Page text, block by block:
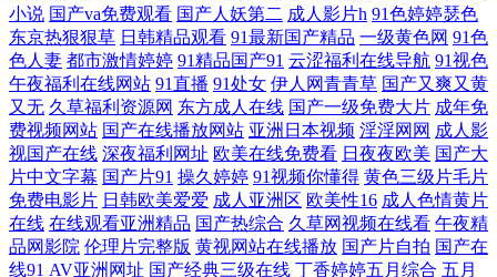
网站在线电影 日韩中文视频 成年人视频免费在线 日本一区二区三区在线
网 AV狼友 传谋二区 日本一本久 91亚洲精华 蜜桃臀在线 在线观看91黄 黄
色ws视频 先锋成人免费电影 国产jk 色图综合网 的干性视频 嫖40岁农 国
产日本欧韩视频 日韩中文免费视频 99视频免费在 区男人本色vr 97色资源
总站 欧美色A片 91操com 男女免费网站 在线国产一区 久热综合在线亚洲
小说 国产va免费观看 国产人妖第二 成人影片h 91色婷婷瑟色
东京热狠狠草 日韩精品观看 91最新国产精品 一级黄色网 91色
色人妻 都市激情婷婷 91精品国产91 云涩福利在线导航 91视色
午夜福利在线网站 91直播 91处女 伊人网青青草 国产又爽又黄
又无 久草福利资源网 东方成人在线 国产一级免费大片 成年免
费视频网站 国产在线播放网站 亚洲日本视频 淫淫网网 成人影
视国产在线 深夜福利网址 欧美在线免费看 日夜夜欧美 国产大
片中文字幕 国产片91 操久婷婷 91视频你懂得 黄色三级片毛片
免费电影片 日韩欧美爱爱 成人亚洲区 欧美性16 成人色情黄片
在线 在线观看亚洲精品 国产热综合 久草网视频在线看 午夜精
品网影院 伦理片完整版 黄视网站在线播放 国产片自拍 国产在
线91 AV亚洲网址 国产经典三级在线 丁香婷婷五月综合 五月